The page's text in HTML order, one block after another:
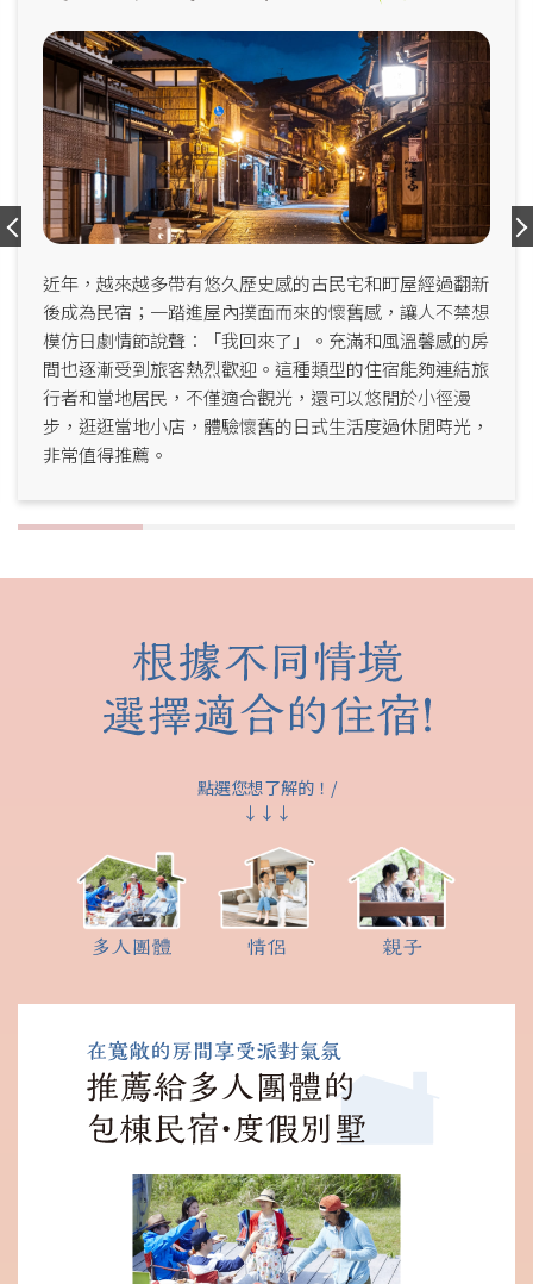
近年，越來越多帶有悠久歷史感的古民宅和町屋經過翻新
後成為民宿；一踏進屋內撲面而來的懷舊感，讓人不禁想
模仿日劇情節說聲：「我回來了」。充滿和風溫馨感的房
間也逐漸受到旅客熱烈歡迎。這種類型的住宿能夠連結旅
行者和當地居民，不僅適合觀光，還可以悠閒於小徑漫
步，逛逛當地小店，體驗懷舊的日式生活度過休閒時光，
非常值得推薦。
點選您想了解的！/